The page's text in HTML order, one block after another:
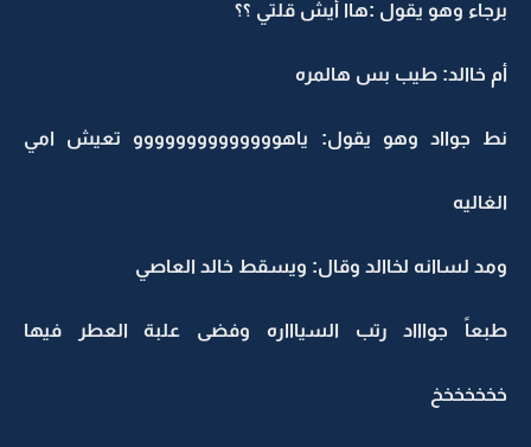
برجاء وهو يقول :هاا أيش قلتي ؟؟
أم خاالد: طيب بس هالمره
نط جوااد وهو يقول: ياهوووووووووووووو تعيش امي
الغاليه
ومد لساانه لخاالد وقال: ويسقط خالد العاصي
طبعاً جواااد رتب السياااره وفضى علبة العطر فيها
خخخخخخخ